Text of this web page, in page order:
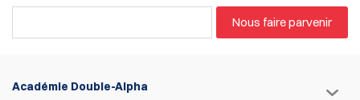
Nous faire parvenir
Académie Double-Alpha